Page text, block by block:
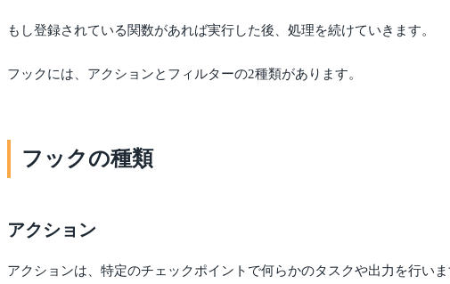
もし登録されている関数があれば実行した後、処理を続けていきます。
フックには、アクションとフィルターの2種類があります。
フックの種類
アクション
アクションは、特定のチェックポイントで何らかのタスクや出力を行いま